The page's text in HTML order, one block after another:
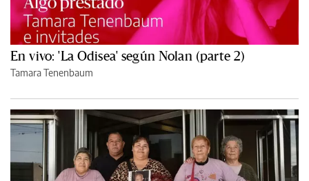
En vivo: 'La Odisea' según Nolan (parte 2)
Tamara Tenenbaum